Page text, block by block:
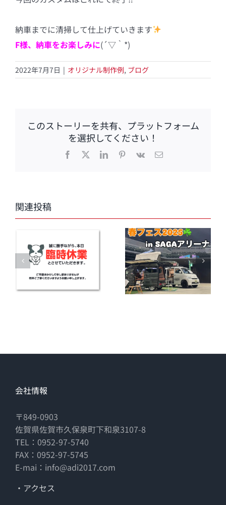
納車までに清掃して仕上げていきます
F様、 納車をお楽しみに(´▽｀*)
2022年7月7日 | オリジナル制作例, ブログ
このストーリーを共有、プラットフォーム
を選択してください！
Facebook
X LinkedInPinterest
Vk
電
関連投稿
会社情報
〒849-0903
佐賀県佐賀市久保泉町下和泉3107-8
TEL：0952-97-5740
FAX：0952-97-5745
E-mai：info@adi2017.com
・アクセス